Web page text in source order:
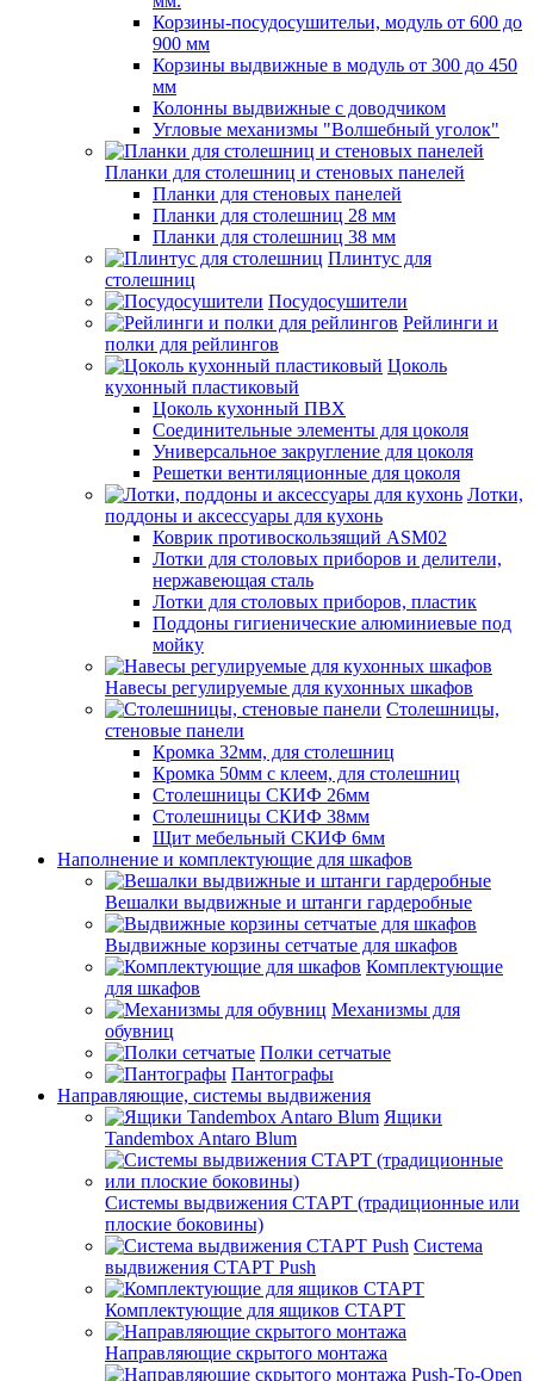
Корзины-посудосушительи, модуль от 600 до
900 мм
Корзины выдвижные в модуль от 300 до 450
мм
Колонны выдвижные с доводчиком
Угловые механизмы "Волшебный уголок"
Планки для столешниц и стеновых панелей
Планки для стеновых панелей
Планки для столешниц 28 мм
Планки для столешниц 38 мм
Плинтус для
столешниц
Посудосушители
Рейлинги и
полки для рейлингов
Цоколь
кухонный пластиковый
Цоколь кухонный ПВХ
Соединительные элементы для цоколя
Универсальное закругление для цоколя
Решетки вентиляционные для цоколя
Лотки,
поддоны и аксессуары для кухонь
Коврик противоскользящий ASM02
Лотки для столовых приборов и делители,
нержавеющая сталь
Лотки для столовых приборов, пластик
Поддоны гигиенические алюминиевые под
мойку
Навесы регулируемые для кухонных шкафов
Столешницы,
стеновые панели
Кромка 32мм, для столешниц
Кромка 50мм с клеем, для столешниц
Столешницы СКИФ 26мм
Столешницы СКИФ 38мм
Щит мебельный СКИФ 6мм
Наполнение и комплектующие для шкафов
Вешалки выдвижные и штанги гардеробные
Выдвижные корзины сетчатые для шкафов
Комплектующие
для шкафов
Механизмы для
обувниц
Полки сетчатые
Пантографы
Направляющие, системы выдвижения
Ящики
Tandembox Antaro Blum
Системы выдвижения СТАРТ (традиционные или
плоские боковины)
Система
выдвижения СТАРТ Push
Комплектующие для ящиков СТАРТ
Направляющие скрытого монтажа